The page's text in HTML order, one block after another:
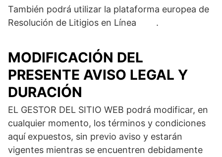
También podrá utilizar la plataforma europea de
Resolución de Litigios en Línea
.
MODIFICACIÓN DEL
PRESENTE AVISO LEGAL Y
DURACIÓN
EL GESTOR DEL SITIO WEB podrá modificar, en
cualquier momento, los términos y condiciones
aquí expuestos, sin previo aviso y estarán
vigentes mientras se encuentren debidamente